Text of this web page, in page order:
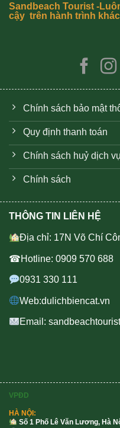
Sandbeach Tourist -
cậy trên hành trình
Chính sách bảo mật
Quy định thanh toán
Chính sách huỷ dịch vụ
Chính sách
THÔNG TIN LIÊN HỆ
Địa chỉ: 17N Võ Chí
☎Hotline: 0909 570 688
0931 330 111
Web:dulichbiencat.vn
Email:
VPĐD
HÀ NỘI:
Số 1 Phố Lê Văn Lương, Hà